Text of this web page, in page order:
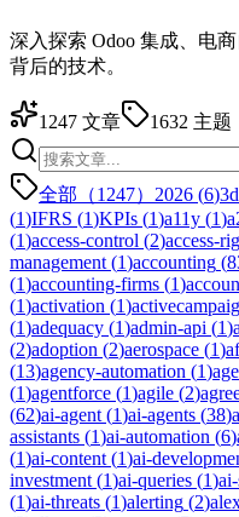
深入探索 Odoo 集成、电
背后的技术。
1247 文章 1632 主题
全部（1247） 2026 (6)3d
(1)IFRS (1)KPIs (1)a11y (1)
(1)access-control (2)access-
management (1)accounting (
(1)accounting-firms (1)
(1)activation (1)
(1)adequacy (1)admin-api (1)
(2)adoption (2)aerospace (1)
(13)agency-automation (1)
(1)agentforce (1)agile (2)
(62)ai-agent (1)ai-agents (38)
assistants (1)ai-automation (6)
(1)ai-content (1)ai-
investment (1)ai-queries (1)
(1)ai-threats (1)alerting (2)